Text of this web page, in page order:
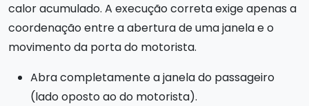
calor acumulado. A execução correta exige apenas a
coordenação entre a abertura de uma janela e o
movimento da porta do motorista.
Abra completamente a janela do passageiro
(lado oposto ao do motorista).